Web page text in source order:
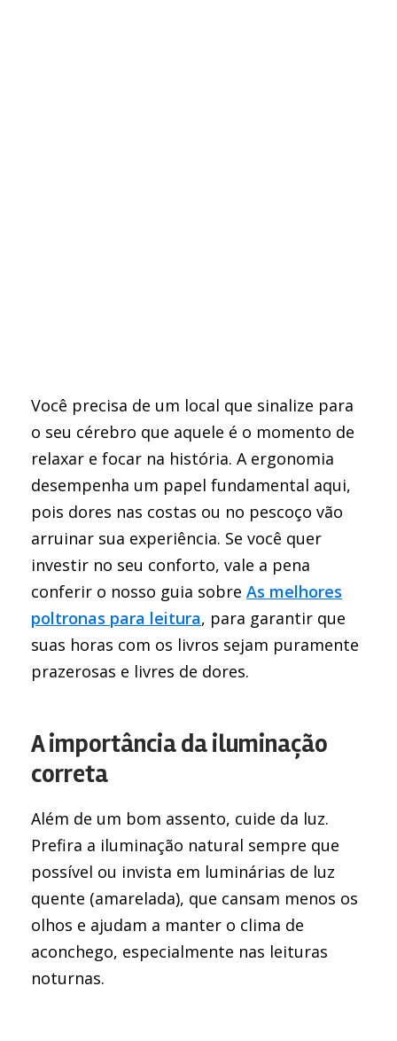
Você precisa de um local que sinalize para
o seu cérebro que aquele é o momento de
relaxar e focar na história. A ergonomia
desempenha um papel fundamental aqui,
pois dores nas costas ou no pescoço vão
arruinar sua experiência. Se você quer
investir no seu conforto, vale a pena
conferir o nosso guia sobre As melhores
poltronas para leitura, para garantir que
suas horas com os livros sejam puramente
prazerosas e livres de dores.
A importância da iluminação
correta
Além de um bom assento, cuide da luz.
Prefira a iluminação natural sempre que
possível ou invista em luminárias de luz
quente (amarelada), que cansam menos os
olhos e ajudam a manter o clima de
aconchego, especialmente nas leituras
noturnas.